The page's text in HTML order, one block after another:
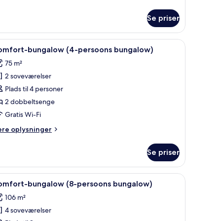
Se priser
| Udendørsområde
20 bungalow (4-persoons bungalow)
75 m²
2 soveværelser
Plads til 4 personer
2 dobbeltsenge
Gratis Wi-Fi
oplysninger
Se priser
Comfort-bungalow (8-persoons bungalow)
22 bungalow (8-persoons bungalow)
106 m²
4 soveværelser